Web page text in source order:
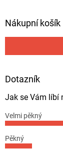
Nákupní košík
Dotazník
Jak se Vám líbí
Velmi pěkný
Pěkný